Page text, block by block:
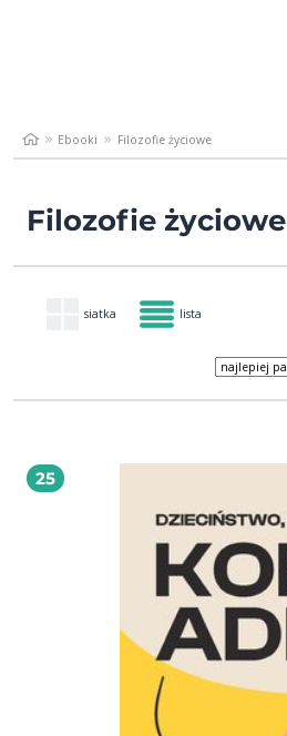
Ebooki Filozofie życiowe
Filozofie życiowe
siatka lista
25